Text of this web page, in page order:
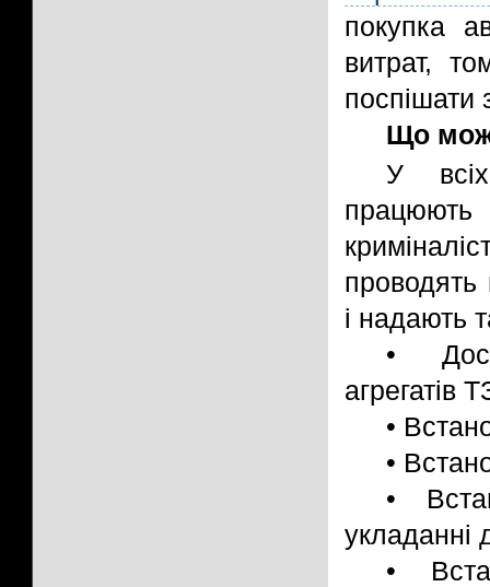
покупка
витрат,
поспішати
Що
У всіх
працюють
проводять
і надають
•
агрегатів
•
•
•
укладанні
•